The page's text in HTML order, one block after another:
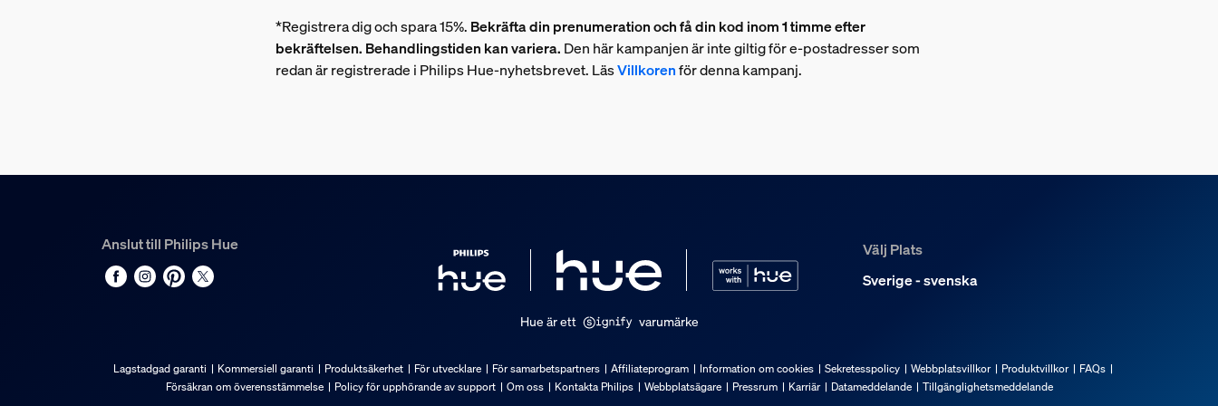
*Registrera dig och spara 15%. Bekräfta din prenumeration och få din kod inom 1 timme efter
bekräftelsen. Behandlingstiden kan variera. Den här kampanjen är inte giltig för e-postadresser som
redan är registrerade i Philips Hue-nyhetsbrevet. LäsVillkorenför denna kampanj.
Anslut till Philips Hue
Välj Plats
Sverige - svenska
Hue är ett varumärke
Lagstadgad garanti Kommersiell garanti Produktsäkerhet För utvecklare För samarbetspartners Affiliateprogram Information om cookies Sekretesspolicy Webbplatsvillkor Produktvillkor
FAQs
Försäkran om överensstämmelse
Policy för upphörande av support Om oss Kontakta Philips Webbplatsägare Pressrum Karriär Datameddelande Tillgänglighetsmeddelande